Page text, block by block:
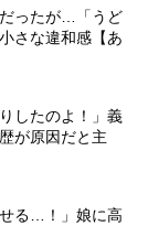
ったが…「うど
さな違和感【あ
したのよ！」義
が原因だと主
せる…！」娘に高